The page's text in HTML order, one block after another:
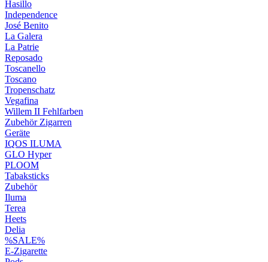
Hasillo
Independence
José Benito
La Galera
La Patrie
Reposado
Toscanello
Toscano
Tropenschatz
Vegafina
Willem II Fehlfarben
Zubehör Zigarren
Geräte
IQOS ILUMA
GLO Hyper
PLOOM
Tabaksticks
Zubehör
Iluma
Terea
Heets
Delia
%SALE%
E-Zigarette